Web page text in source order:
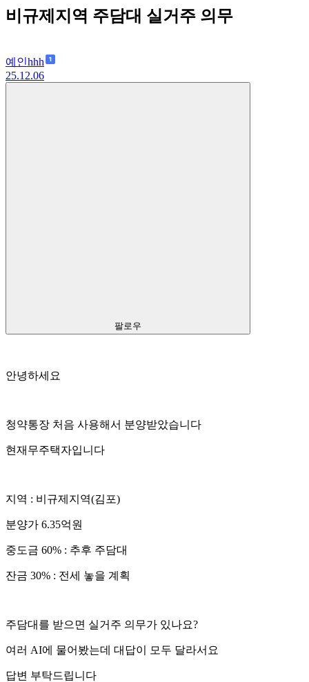
비규제지역 주담대 실거주 의무
예인hhh
25.12.06
팔로우
안녕하세요
청약통장 처음 사용해서 분양받았습니다
현재무주택자입니다
지역 : 비규제지역(김포)
분양가 6.35억원
중도금 60% : 추후 주담대
잔금 30% : 전세 놓을 계획
주담대를 받으면 실거주 의무가 있나요?
여러 AI에 물어봤는데 대답이 모두 달라서요
답변 부탁드립니다